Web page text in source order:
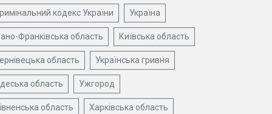
кодекс України Україна
Франківська область Київська область
область Українська гривня
область Ужгород
область Харківська область